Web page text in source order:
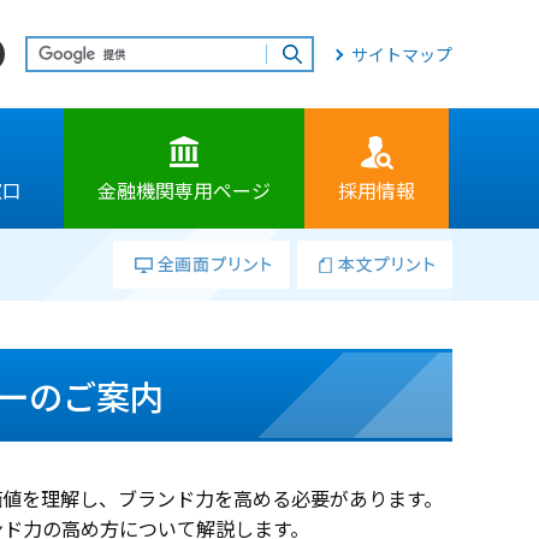
サイトマップ
金融機関専用ページ 採用情報
のご案内
理解し、ブランド力を高める必要があります。
力の高め方について解説します。